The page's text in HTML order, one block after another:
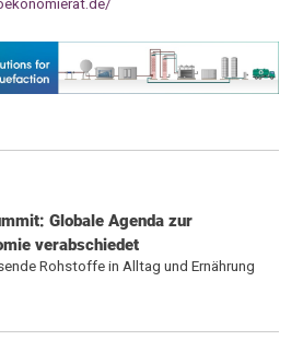
Globale Agenda zur
verabschiedet
Rohstoffe in Alltag und Ernährung